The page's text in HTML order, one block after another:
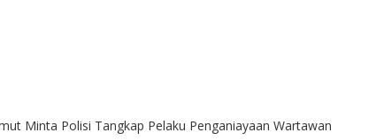
Minta Polisi Tangkap Pelaku Penganiayaan Wartawan